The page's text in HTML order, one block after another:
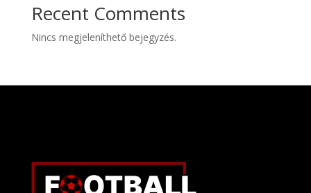
Recent Comments
Nincs megjeleníthető bejegyzés.